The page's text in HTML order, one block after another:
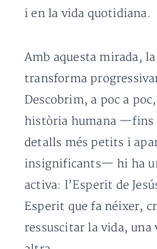
i en la vida quotidiana.
Amb aquesta mirada,
transforma
Descobrim, a poc a
història humana —fins
detalls més petits i
insignificants— hi ha
activa: l’Esperit de
Esperit que fa néixer,
ressuscitar la vida, una